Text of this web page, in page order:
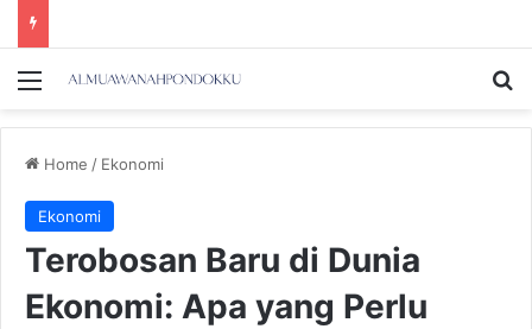
Menu
Home / Ekonomi
Ekonomi
Terobosan Baru di Dunia
Ekonomi: Apa yang Perlu